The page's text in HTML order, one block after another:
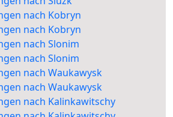
nach Kobryn
nach Kobryn
nach Slonim
nach Slonim
nach Waukawysk
nach Waukawysk
nach Kalinkawitschy